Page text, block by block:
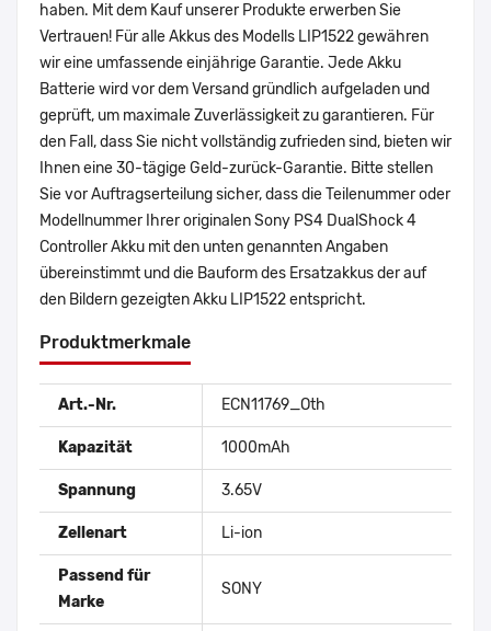
haben. Mit dem Kauf unserer Produkte erwerben Sie
Vertrauen! Für alle Akkus des Modells LIP1522 gewähren
wir eine umfassende einjährige Garantie. Jede Akku
Batterie wird vor dem Versand gründlich aufgeladen und
geprüft, um maximale Zuverlässigkeit zu garantieren. Für
den Fall, dass Sie nicht vollständig zufrieden sind, bieten wir
Ihnen eine 30-tägige Geld-zurück-Garantie. Bitte stellen
Sie vor Auftragserteilung sicher, dass die Teilenummer oder
Modellnummer Ihrer originalen Sony PS4 DualShock 4
Controller Akku mit den unten genannten Angaben
übereinstimmt und die Bauform des Ersatzakkus der auf
den Bildern gezeigten Akku LIP1522 entspricht.
Produktmerkmale
Art.-Nr. ECN11769_Oth
Kapazität 1000mAh
Spannung 3.65V
Zellenart Li-ion
Passend für
Marke
SONY